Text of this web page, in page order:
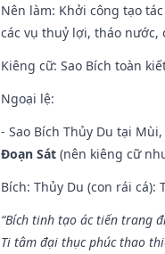
Nên làm: Khởi công tạo
các vụ thuỷ lợi, tháo
Kiêng cữ: Sao Bích toàn
Ngoại lệ:
- Sao Bích Thủy Du tại
Đoạn Sát (nên kiêng cữ
Bích: Thủy Du (con rái
“Bích tinh tạo ác tiến trang
Ti tâm đại thục phúc thao